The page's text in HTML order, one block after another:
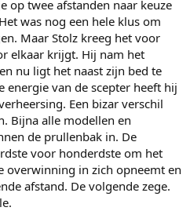
op twee afstanden naar keuze
was nog een hele klus om
Maar Stolz kreeg het voor
elkaar krijgt. Hij nam het
nu ligt het naast zijn bed te
energie van de scepter heeft hij
Een bizar verschil
Bijna alle modellen en
de prullenbak in. De
voor honderdste om het
overwinning in zich opneemt en
afstand. De volgende zege.